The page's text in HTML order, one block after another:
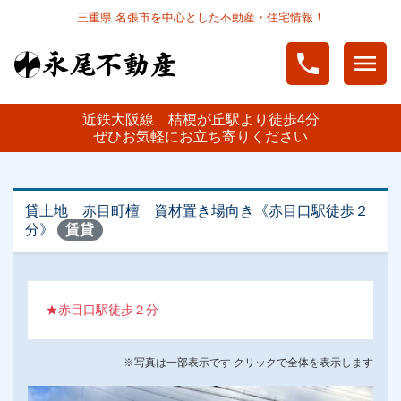
三重県 名張市を中心とした不動産・住宅情報！
phone menu
近鉄大阪線 桔梗が丘駅より徒歩4分
ぜひお気軽にお立ち寄りください
貸土地 赤目町檀 資材置き場向き《赤目口駅徒歩２
分》
賃貸
★赤目口駅徒歩２分
※写真は一部表示です クリックで全体を表示します